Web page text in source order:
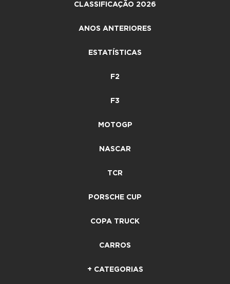
CLASSIFICAÇÃO 2026
ANOS ANTERIORES
ESTATÍSTICAS
F2
F3
MOTOGP
NASCAR
TCR
PORSCHE CUP
COPA TRUCK
CARROS
+ CATEGORIAS